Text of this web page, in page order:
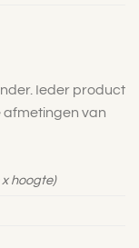
Ieder product
afmetingen van
hoogte)